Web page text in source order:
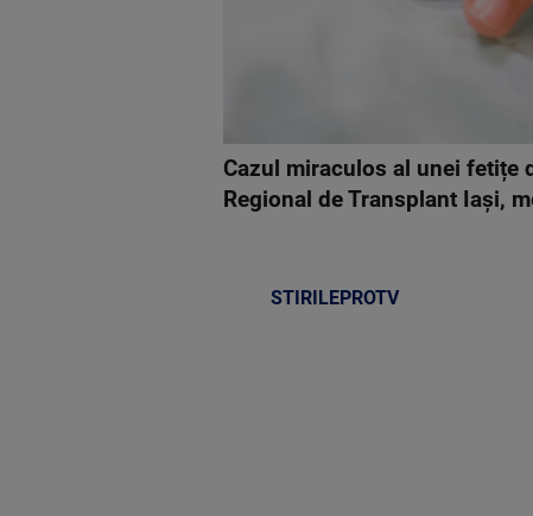
Cazul miraculos al unei fetițe
Regional de Transplant Iaşi,
STIRILEPROTV